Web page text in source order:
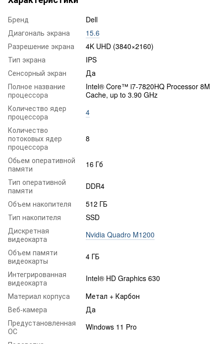
Бренд
Dell
Диагональ экрана
15.6
Разрешение экрана
4K UHD (3840×2160)
Тип экрана
IPS
Сенсорный экран
Да
Полное название
процессора
Intel® Core™ i7-7820HQ Processor 8M
Cache, up to 3.90 GHz
Количество ядер
процессора
4
Количество
потоковых ядер
процессора
8
Обьем оперативной
памяти
16 Гб
Тип оперативной
памяти
DDR4
Объем накопителя
512 ГБ
Тип накопителя
SSD
Дискретная
видеокарта
Nvidia Quadro M1200
Объем памяти
видеокарты
4 ГБ
Интегрированная
видеокарта
Intel® HD Graphics 630
Материал корпуса
Метал + Карбон
Веб-камера
Да
Предустановленная
ОС
Windows 11 Pro